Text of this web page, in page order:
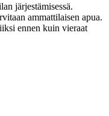
järjestämisessä.
ammattilaisen apua.
ennen kuin vieraat